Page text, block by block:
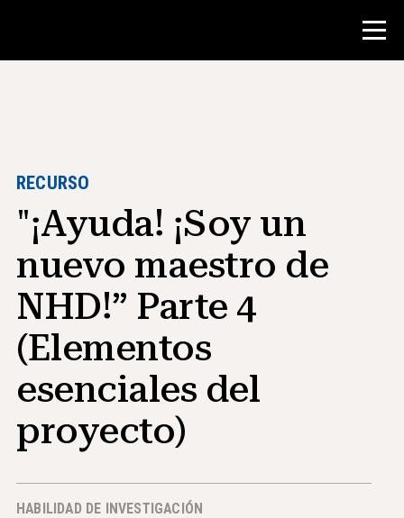
Recursos para maestros
Herramientas para el aula
Cursos
institutos
Enseñanza de Habilidades de
Investigación
Asesoramiento a estudiantes de NHD
Noticias y Eventos
Acerca de NHD
RECURSO
"¡Ayuda! ¡Soy un
nuevo maestro de
NHD!” Parte 4
(Elementos
esenciales del
proyecto)
HABILIDAD DE INVESTIGACIÓN